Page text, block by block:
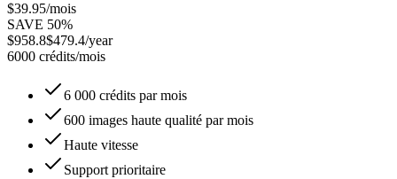
$39.95/mois
SAVE 50%
$958.8$479.4/year
6000 crédits/mois
6 000 crédits par mois
600 images haute qualité par mois
Haute vitesse
Support prioritaire